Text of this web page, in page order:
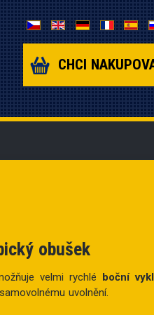
Zvolte jazyk
CHCI
obušek
velmi rychlé boční
uvolnění.